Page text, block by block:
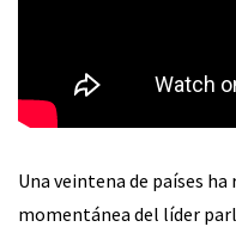
Una veintena de países
momentánea del líder